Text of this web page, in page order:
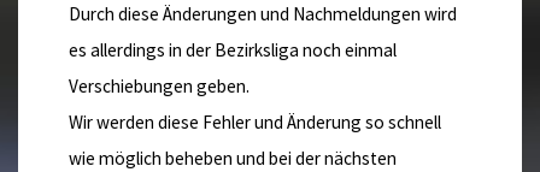
Durch diese Änderungen und Nachmeldungen wird
es allerdings in der Bezirksliga noch einmal
Verschiebungen geben.
Wir werden diese Fehler und Änderung so schnell
wie möglich beheben und bei der nächsten